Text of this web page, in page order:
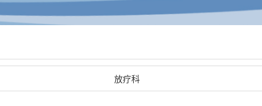
放疗科